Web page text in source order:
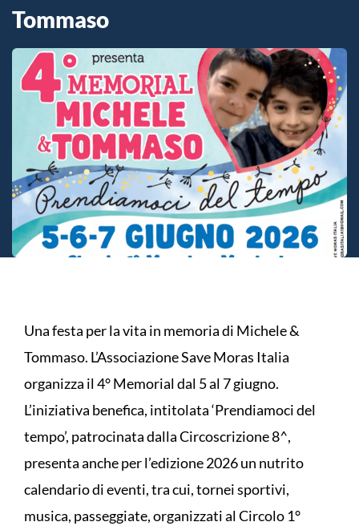
Tommaso
Una festa per la vita in memoria di Michele &
Tommaso. L’Associazione Save Moras Italia
organizza il 4° Memorial dal 5 al 7 giugno.
L’iniziativa benefica, intitolata ‘Prendiamoci del
tempo’, patrocinata dalla Circoscrizione 8^,
presenta anche per l’edizione 2026 un nutrito
calendario di eventi, tra cui, tornei sportivi,
musica, passeggiate, organizzati al Circolo 1°